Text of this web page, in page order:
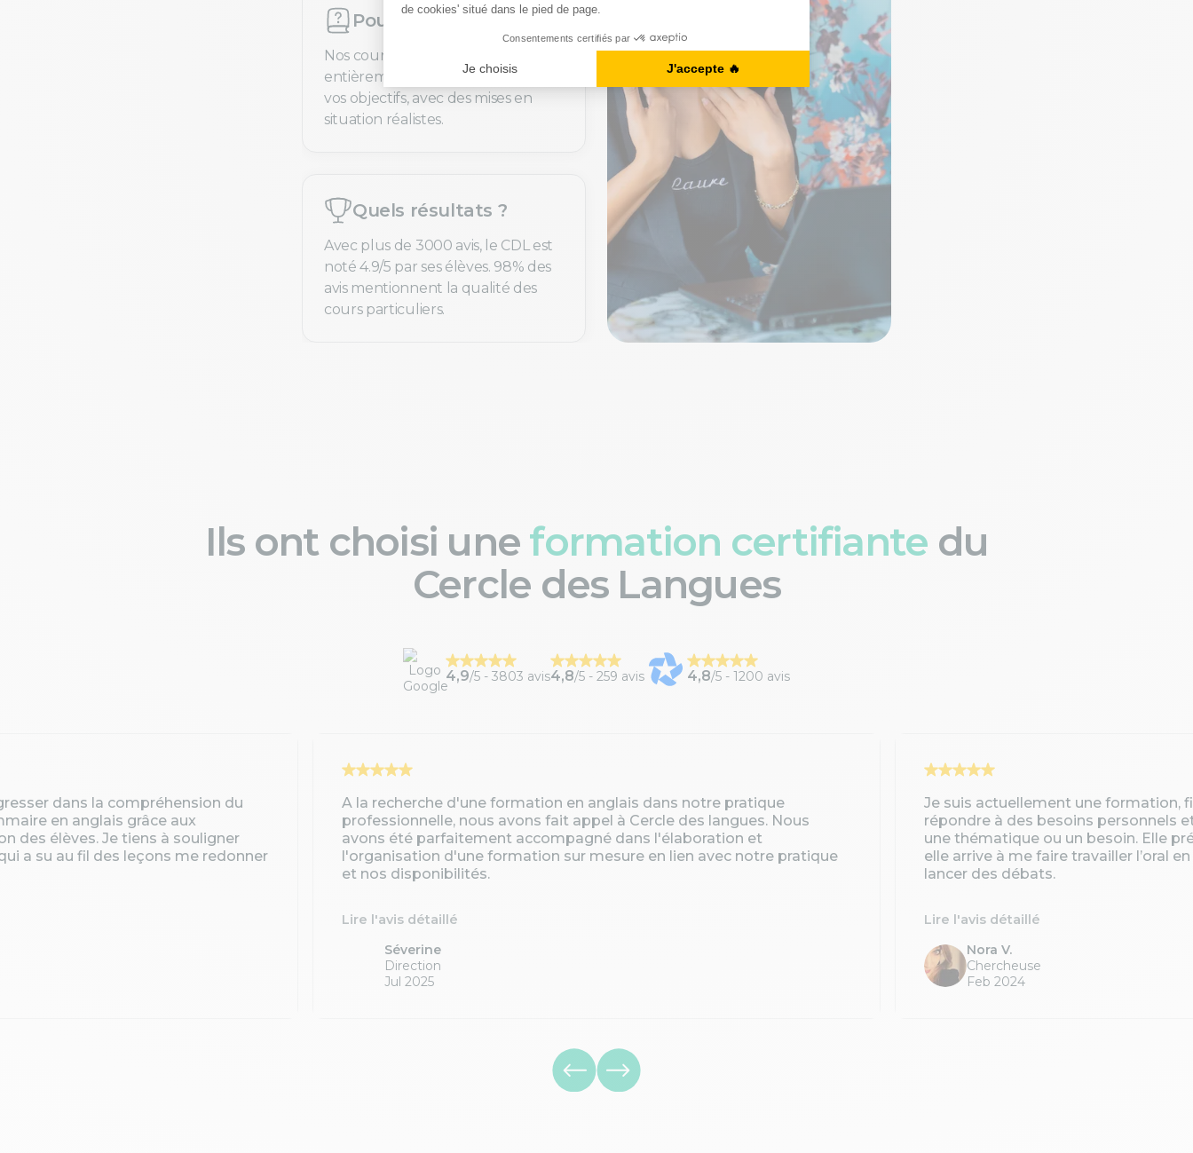
Pourquoi c’est utile ?
Nos cours de langues sont
entièrement personnalisés selon
vos objectifs, avec des mises en
situation réalistes.
Quels résultats ?
Avec plus de 3000 avis, le CDL est
noté 4.9/5 par ses élèves. 98% des
avis mentionnent la qualité des
cours particuliers.
Ils ont choisi une formation certifiante du
Cercle des Langues
4,9/5 - 3803 avis4,8/5 - 259 avis 4,8/5 - 1200 avis
dans la compréhension du
en anglais grâce aux
des élèves. Je tiens à souligner
a su au fil des leçons me redonner
A la recherche d'une formation en anglais dans notre pratique
professionnelle, nous avons fait appel à Cercle des langues. Nous
avons été parfaitement accompagné dans l'élaboration et
l'organisation d'une formation sur mesure en lien avec notre pratique
et nos disponibilités.
Lire l'avis détaillé
Séverine
Direction
Jul 2025
Je suis actuellement une formation,
répondre à des besoins personnels
une thématique ou un besoin. Elle
elle arrive à me faire travailler l’oral
lancer des débats.
Lire l'avis détaillé
Nora V.
Chercheuse
Feb 2024